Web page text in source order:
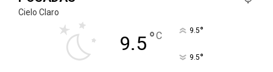
Cielo Claro
9.5°C 9.5°
9.5°